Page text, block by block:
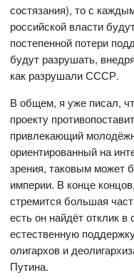
состязания), то с
российской власти
постепенной потери
будут разрушать,
как разрушали СССР.
В общем, я уже писал,
проекту
привлекающий
ориентированный на
зрения, таковым может
империи. В конце
стремится большая
есть он найдёт отклик
естественную
олигархов и
Путина.